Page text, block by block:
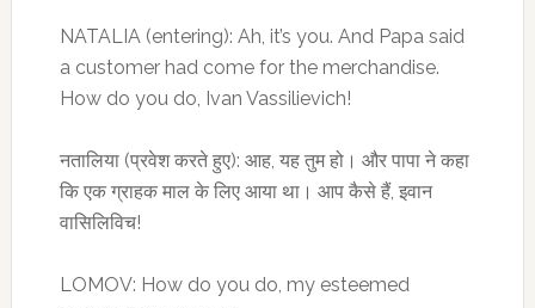
NATALIA (entering): Ah, it’s you. And Papa said
a customer had come for the merchandise.
How do you do, Ivan Vassilievich!
नतालिया (प्रवेश करते हुए): आह, यह तुम हो। और पापा ने कहा
कि एक ग्राहक माल के लिए आया था। आप कैसे हैं, इवान
वासिलिविच!
LOMOV: How do you do, my esteemed